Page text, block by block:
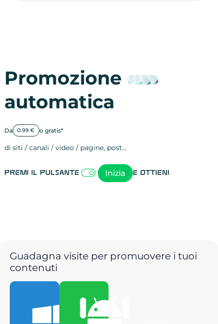
Promozione
automatica
Da 0.99 € o gratis*
di siti / canali / video / pagine, post…
Premi il pulsante Inizia e ottieni
Guadagna visite per promuovere i tuoi
contenuti
Scarica per